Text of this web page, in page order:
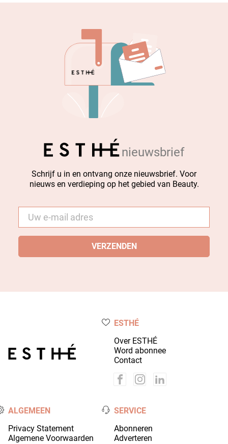
nieuwsbrief
Schrijf u in en ontvang onze nieuwsbrief. Voor
nieuws en verdieping op het gebied van Beauty.
mail *
ESTHÉ
Over ESTHÉ
Word abonnee
Contact
ALGEMEEN
Privacy Statement
Algemene Voorwaarden
SERVICE
Abonneren
Adverteren